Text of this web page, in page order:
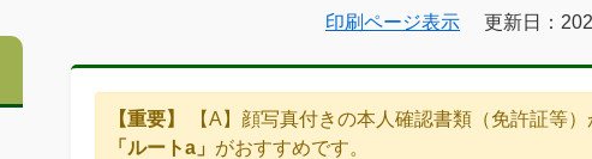
印刷ページ表示 更新日：
【重要】
【A】顔写真付きの本人確認書類（免許証等
「ルートa」 がおすすめです。